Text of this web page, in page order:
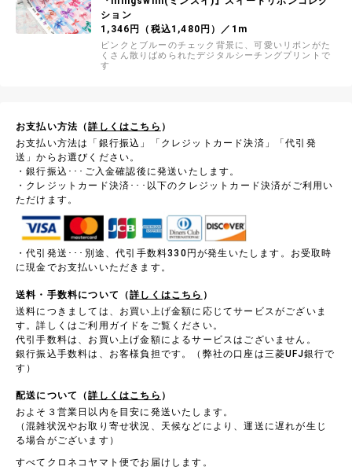
ション
1,346円（税込1,480円）／1m
ピンクとブルーのチェック背景に、可愛いリボンがた
くさん散りばめられたデジタルシーチングプリントで
す
お支払い方法（詳しくはこちら ）
お支払い方法は「銀行振込」「クレジットカード決済」「代引発
送」からお選びください。
・銀行振込･･･ご入金確認後に発送いたします。
・クレジットカード決済･･･以下のクレジットカード決済がご利用い
ただけます。
・代引発送･･･別途、代引手数料330円が発生いたします。お受取時
に現金でお支払いいただきます。
送料・手数料について（詳しくはこちら ）
送料につきましては、お買い上げ金額に応じてサービスがございま
す。詳しくはご利用ガイドをご覧ください。
代引手数料は、お買い上げ金額によるサービスはございません。
銀行振込手数料は、お客様負担です。（弊社の口座は三菱UFJ銀行で
す）
配送について（詳しくはこちら ）
およそ３営業日以内を目安に発送いたします。
（混雑状況やお取り寄せ状況、天候などにより、運送に遅れが生じ
る場合がございます）
すべてクロネコヤマト便でお届けします。